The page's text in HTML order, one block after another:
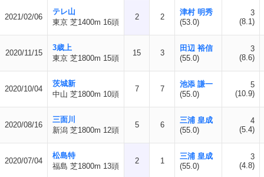
2021/02/06
テレ山
東京 芝1400m 16頭
2 2
津村 明秀
(53.0)
3
(8.1)
2020/11/15
3歳上
東京 芝1800m 15頭
15 3
田辺 裕信
(55.0)
3
(8.6)
2020/10/04
茨城新
中山 芝1800m 10頭
7 7
池添 謙一
(55.0)
5
(10.9)
2020/08/16
三面川
新潟 芝1800m 12頭
5 6
三浦 皇成
(55.0)
4
(5.4)
2020/07/04
松島特
福島 芝1800m 13頭
2 1
三浦 皇成
(55.0)
3
(4.8)